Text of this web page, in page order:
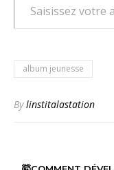
album jeunesse
Bylinstitalastation